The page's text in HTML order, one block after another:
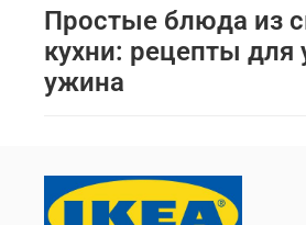
Простые блюда из
кухни: рецепты для
ужина